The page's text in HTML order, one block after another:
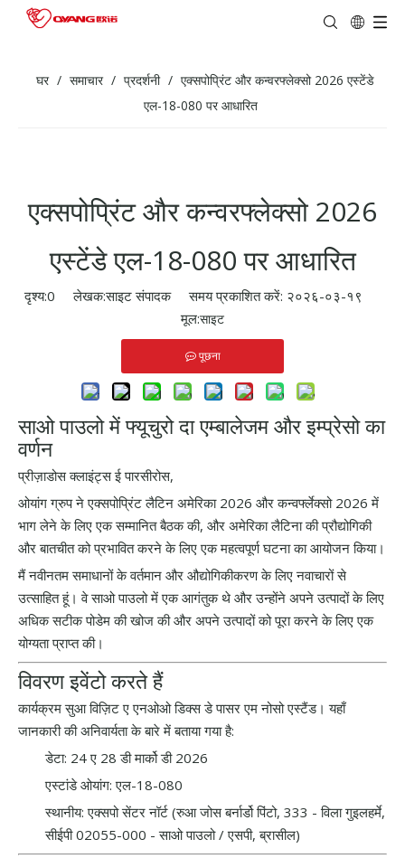
घर / समाचार / प्रदर्शनी / एक्सपोप्रिंट और कन्वरफ्लेक्सो 2026 एस्टेंडे
एल-18-080 पर आधारित
एक्सपोप्रिंट और कन्वरफ्लेक्सो 2026
एस्टेंडे एल-18-080 पर आधारित
दृश्य:0 लेखक:साइट संपादक समय प्रकाशित करें: २०२६-०३-१९
मूल:साइट
पूछना
साओ पाउलो में फ्यूचुरो दा एम्बालेजम और इम्प्रेसो का
वर्णन
प्रीज़ाडोस क्लाइंट्स ई पारसीरोस,
ओयांग ग्रुप ने एक्सपोप्रिंट लैटिन अमेरिका 2026 और कन्वर्फ्लेक्सो 2026 में
भाग लेने के लिए एक सम्मानित बैठक की, और अमेरिका लैटिना की प्रौद्योगिकी
और बातचीत को प्रभावित करने के लिए एक महत्वपूर्ण घटना का आयोजन किया।
मैं नवीनतम समाधानों के वर्तमान और औद्योगिकीकरण के लिए नवाचारों से
उत्साहित हूं। वे साओ पाउलो में एक आगंतुक थे और उन्होंने अपने उत्पादों के लिए
अधिक सटीक पोडेम की खोज की और अपने उत्पादों को पूरा करने के लिए एक
योग्यता प्राप्त की।
विवरण इवेंटो करते हैं
कार्यक्रम सुआ विज़िट ए एनओओ डिक्स डे पासर एम नोसो एस्टैंड। यहाँ
जानकारी की अनिवार्यता के बारे में बताया गया है:
डेटा: 24 ए 28 डी मार्को डी 2026
एस्टांडे ओयांग: एल-18-080
स्थानीय: एक्सपो सेंटर नॉर्ट (रुआ जोस बर्नार्डो पिंटो, 333 - विला गुइलहर्मे,
सीईपी 02055-000 - साओ पाउलो / एसपी, ब्रासील)